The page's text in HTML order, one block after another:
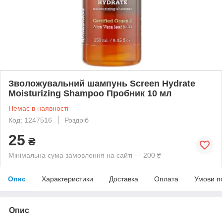
Зволожувальний шампунь Screen Hydrate
Moisturizing Shampoo Пробник 10 мл
Немає в наявності
Код: 1247516
Роздріб
25 ₴
Мінімальна сума замовлення на сайті — 200 ₴
Опис Характеристики Доставка Оплата Умови
Опис